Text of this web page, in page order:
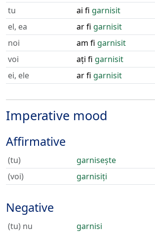
tu
ai fi garnisit
el, ea
ar fi garnisit
noi
am fi garnisit
voi
ați fi garnisit
ei, ele
ar fi garnisit
Imperative mood
Affirmative
(tu)
garnisește
(voi)
garnisiți
Negative
(tu) nu
garnisi